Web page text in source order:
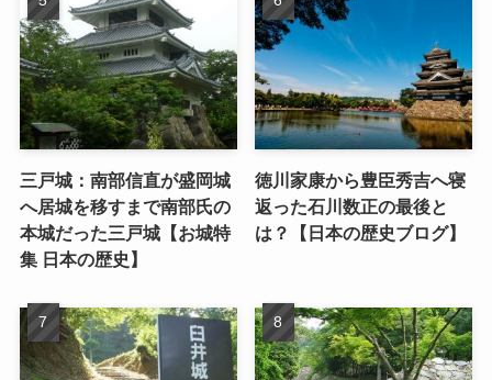
三戸城：南部信直が盛岡城
へ居城を移すまで南部氏の
本城だった三戸城【お城特
集 日本の歴史】
徳川家康から豊臣秀吉へ寝
返った石川数正の最後と
は？【日本の歴史ブログ】